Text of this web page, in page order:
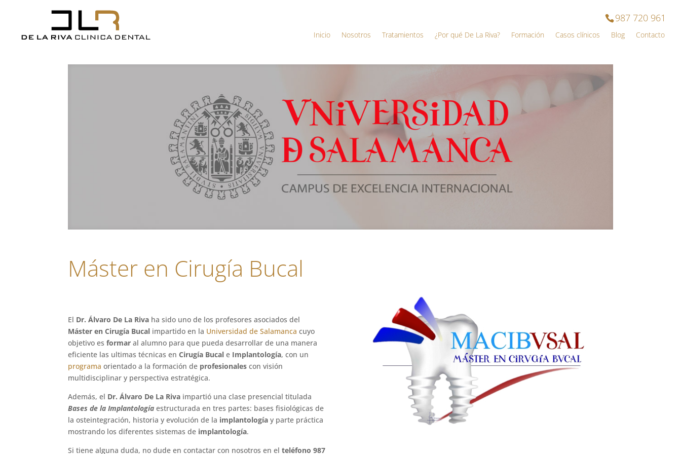
987 720 961
Inicio Nosotros Tratamientos ¿Por qué De La Riva? Formación Casos clínicos Blog Contacto
Máster en Cirugía Bucal
El Dr. Álvaro De La Riva ha sido uno de los profesores asociados del
Máster en Cirugía Bucal impartido en la Universidad de Salamanca cuyo
objetivo esformar al alumno para que pueda desarrollar de una manera
eficiente las ultimas técnicas enCirugía Bucal e Implantología, con un
programa orientado a la formación de profesionales con visión
multidisciplinar y perspectiva estratégica.
Además, el Dr. Álvaro De La Riva impartió una clase presencial titulada
Bases de la Implantología estructurada en tres partes: bases fisiológicas de
la osteintegración, historia y evolución de la implantología y parte práctica
mostrando los diferentes sistemas de implantología.
Si tiene alguna duda, no dude en contactar con nosotros en elteléfono 987